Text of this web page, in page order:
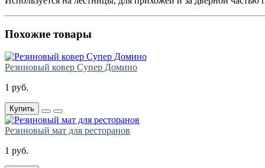
Похожие товары
Резиновый ковер Супер Домино
1 руб.
Купить
Резиновый мат для ресторанов
1 руб.